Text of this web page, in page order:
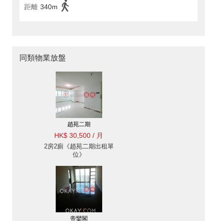
距離 340m
同類物業放盤
趙苑二期
HK$ 30,500 / 月
2房2廁《趙苑二期出租單
位》
帝鑾閣